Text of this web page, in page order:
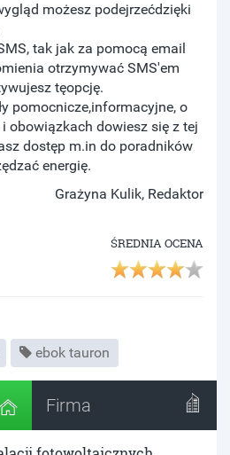
możesz podejrzećdzięki
tak jak za pomocą email
otrzymywać SMS'em
tęopcję.
pomocnicze,informacyjne, o
obowiązkach dowiesz się z tej
dostęp m.in do poradników
energię.
Grażyna Kulik, Redaktor
ŚREDNIA OCENA
ebok tauron
Firma